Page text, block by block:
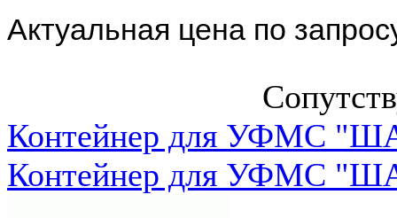
Aктуальная цена по
Контейнер для УФМС
Контейнер для УФМС